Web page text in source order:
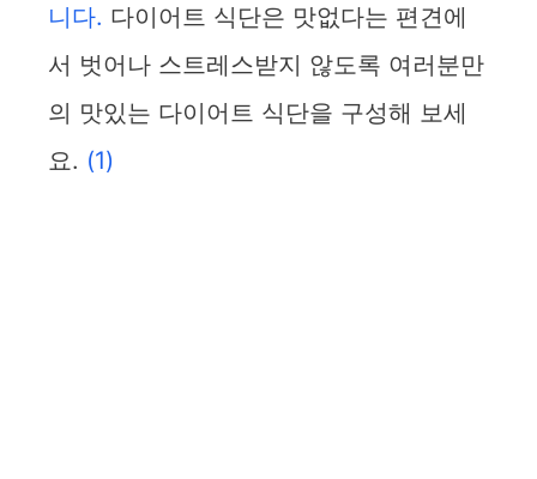
니다. 다이어트 식단은 맛없다는 편견에
서 벗어나 스트레스받지 않도록 여러분만
의 맛있는 다이어트 식단을 구성해 보세
요. (1)